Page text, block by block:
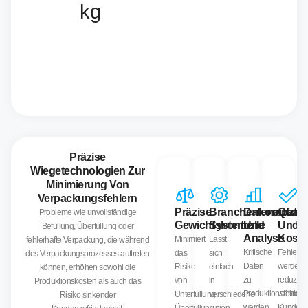
kg
Präzise
Wiegetechnologien Zur
Minimierung Von
Verpackungsfehlern
Probleme wie unvollständige
Befüllung, Überfüllung oder
fehlerhafte Verpackung, die während
des Verpackungsprozesses auftreten
können, erhöhen sowohl die
Produktionskosten als auch das
Risiko sinkender
Präzise
Gewichtskontrolle
Minimiert
das
Risiko
von
Unterfüllung,
Systeme
Lässt
sich
einfach
in
verschiedene
Und
Analyse
Kritische
Daten
zu
Produktionsfehlern
Und
Fehler
werden
reduziert,
während